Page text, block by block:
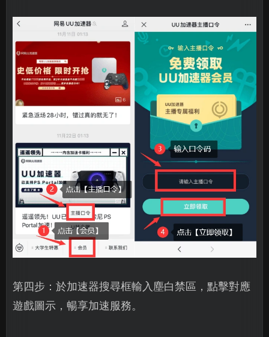
第四步：於加速器搜尋框輸入塵白禁區，點擊對應
遊戲圖示，暢享加速服務。